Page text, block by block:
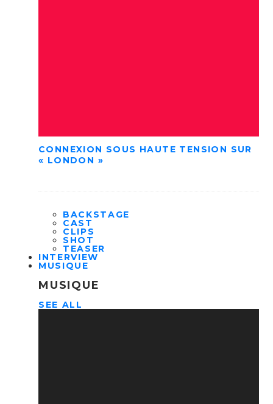
CONNEXION SOUS HAUTE TENSION SUR
« LONDON »
BACKSTAGE
CAST
CLIPS
SHOT
TEASER
INTERVIEW
MUSIQUE
MUSIQUE
SEE ALL